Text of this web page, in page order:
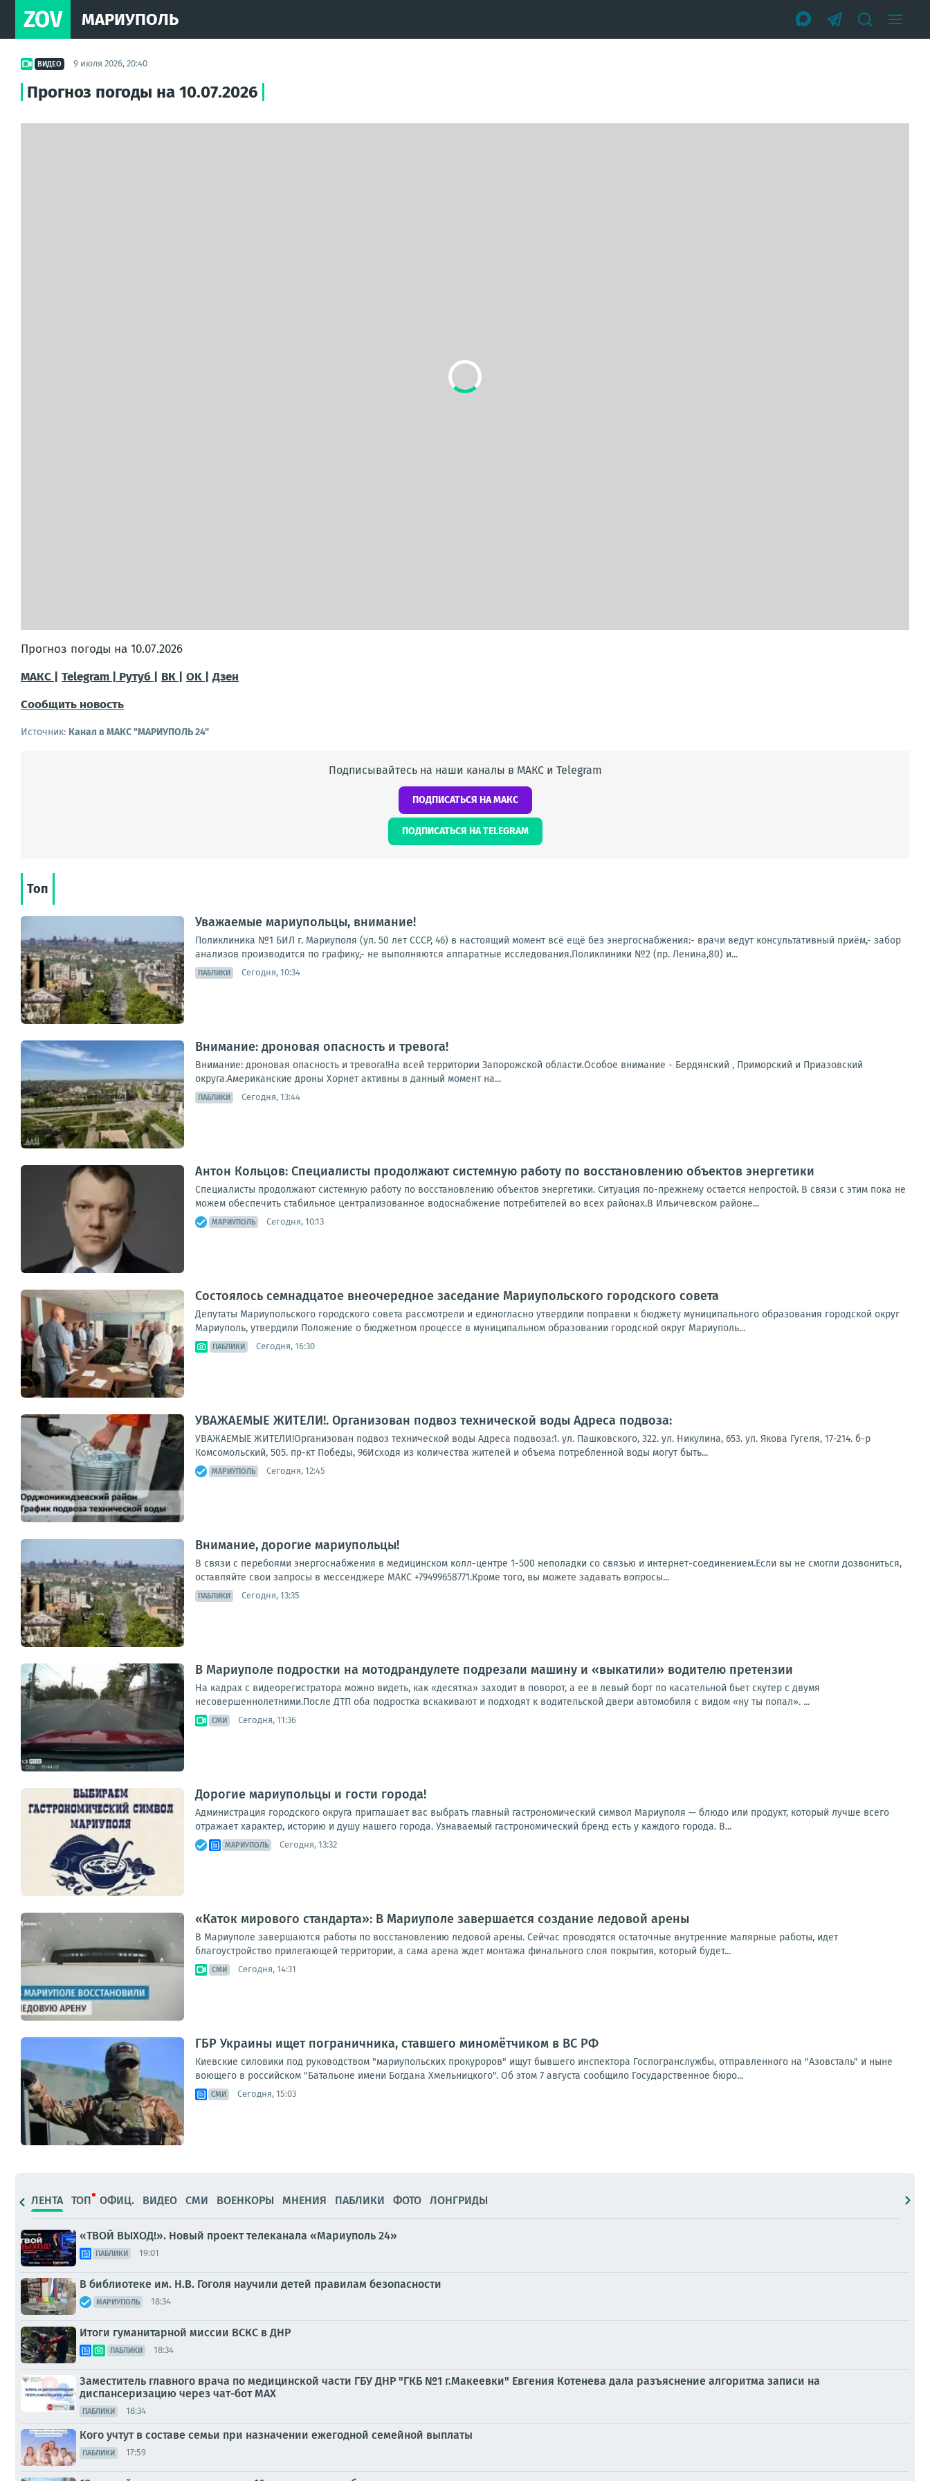
ZOV МАРИУПОЛЬ
ВИДЕО 9 июля 2026, 20:40
Прогноз погоды на 10.07.2026
Прогноз погоды на 10.07.2026
МАКС |
Telegram | Рутуб | ВК | OK |
Дзен
Сообщить новость
Источник: Канал в МАКС "МАРИУПОЛЬ 24"
Подписывайтесь на наши каналы в МАКС и Telegram
ПОДПИСАТЬСЯ НА МАКС
ПОДПИСАТЬСЯ НА TELEGRAM
Топ
Уважаемые мариупольцы, внимание!
Поликлиника №1 БИЛ г. Мариуполя (ул. 50 лет СССР, 46) в настоящий момент всё ещё без энергоснабжения:- врачи ведут консультативный приём,- забор
анализов производится по графику,- не выполняются аппаратные исследования.Поликлиники №2 (пр. Ленина,80) и...
ПАБЛИКИ Сегодня, 10:34
Внимание: дроновая опасность и тревога!
Внимание: дроновая опасность и тревога!На всей территории Запорожской области.Особое внимание - Бердянский , Приморский и Приазовский
округа.Американские дроны Хорнет активны в данный момент на...
ПАБЛИКИ Сегодня, 13:44
Антон Кольцов: Специалисты продолжают системную работу по восстановлению объектов энергетики
Специалисты продолжают системную работу по восстановлению объектов энергетики. Ситуация по-прежнему остается непростой. В связи с этим пока не
можем обеспечить стабильное централизованное водоснабжение потребителей во всех районах.В Ильичевском районе...
МАРИУПОЛЬ Сегодня, 10:13
Состоялось семнадцатое внеочередное заседание Мариупольского городского совета
Депутаты Мариупольского городского совета рассмотрели и единогласно утвердили поправки к бюджету муниципального образования городской округ
Мариуполь, утвердили Положение о бюджетном процессе в муниципальном образовании городской округ Мариуполь...
ПАБЛИКИ Сегодня, 16:30
УВАЖАЕМЫЕ ЖИТЕЛИ!. Организован подвоз технической воды Адреса подвоза:
УВАЖАЕМЫЕ ЖИТЕЛИ!Организован подвоз технической воды Адреса подвоза:1. ул. Пашковского, 322. ул. Никулина, 653. ул. Якова Гугеля, 17-214. б-р
Комсомольский, 505. пр-кт Победы, 96Исходя из количества жителей и объема потребленной воды могут быть...
МАРИУПОЛЬ Сегодня, 12:45
Внимание, дорогие мариупольцы!
В связи с перебоями энергоснабжения в медицинском колл-центре 1-500 неполадки со связью и интернет-соединением.Если вы не смогли дозвониться,
оставляйте свои запросы в мессенджере МАКС +79499658771.Кроме того, вы можете задавать вопросы...
ПАБЛИКИ Сегодня, 13:35
В Мариуполе подростки на мотодрандулете подрезали машину и «выкатили» водителю претензии
На кадрах с видеорегистратора можно видеть, как «десятка» заходит в поворот, а ее в левый борт по касательной бьет скутер с двумя
несовершеннолетними.После ДТП оба подростка вскакивают и подходят к водительской двери автомобиля с видом «ну ты попал». ...
СМИ Сегодня, 11:36
Дорогие мариупольцы и гости города!
Администрация городского округа приглашает вас выбрать главный гастрономический символ Мариуполя — блюдо или продукт, который лучше всего
отражает характер, историю и душу нашего города. Узнаваемый гастрономический бренд есть у каждого города. В...
МАРИУПОЛЬ Сегодня, 13:32
«Каток мирового стандарта»: В Мариуполе завершается создание ледовой арены
В Мариуполе завершаются работы по восстановлению ледовой арены. Сейчас проводятся остаточные внутренние малярные работы, идет
благоустройство прилегающей территории, а сама арена ждет монтажа финального слоя покрытия, который будет...
СМИ Сегодня, 14:31
ГБР Украины ищет пограничника, ставшего миномётчиком в ВС РФ
Киевские силовики под руководством "мариупольских прокуроров" ищут бывшего инспектора Госпогранслужбы, отправленного на "Азовсталь" и ныне
воющего в российском "Батальоне имени Богдана Хмельницкого". Об этом 7 августа сообщило Государственное бюро...
СМИ Сегодня, 15:03
ЛЕНТА ТОП ОФИЦ. ВИДЕО СМИ ВОЕНКОРЫ МНЕНИЯ ПАБЛИКИ ФОТО ЛОНГРИДЫ
«ТВОЙ ВЫХОД!». Новый проект телеканала «Мариуполь 24»
ПАБЛИКИ 19:01
В библиотеке им. Н.В. Гоголя научили детей правилам безопасности
МАРИУПОЛЬ 18:34
Итоги гуманитарной миссии ВСКС в ДНР
ПАБЛИКИ 18:34
Заместитель главного врача по медицинской части ГБУ ДНР "ГКБ №1 г.Макеевки" Евгения Котенева дала разъяснение алгоритма записи на
диспансеризацию через чат-бот МАХ
ПАБЛИКИ 18:34
Кого учтут в составе семьи при назначении ежегодной семейной выплаты
ПАБЛИКИ 17:59